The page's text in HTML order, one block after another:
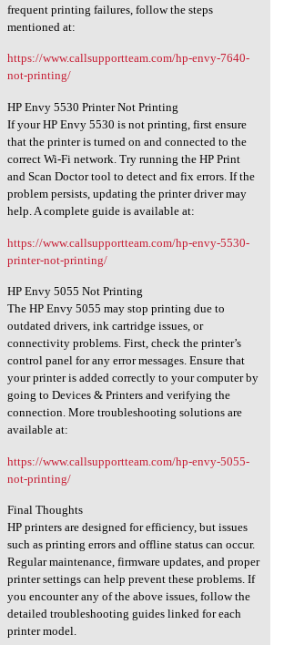
frequent printing failures, follow the steps
mentioned at:
https://www.callsupportteam.com/hp-envy-7640-
not-printing/
HP Envy 5530 Printer Not Printing
If your HP Envy 5530 is not printing, first ensure
that the printer is turned on and connected to the
correct Wi-Fi network. Try running the HP Print
and Scan Doctor tool to detect and fix errors. If the
problem persists, updating the printer driver may
help. A complete guide is available at:
https://www.callsupportteam.com/hp-envy-5530-
printer-not-printing/
HP Envy 5055 Not Printing
The HP Envy 5055 may stop printing due to
outdated drivers, ink cartridge issues, or
connectivity problems. First, check the printer’s
control panel for any error messages. Ensure that
your printer is added correctly to your computer by
going to Devices & Printers and verifying the
connection. More troubleshooting solutions are
available at:
https://www.callsupportteam.com/hp-envy-5055-
not-printing/
Final Thoughts
HP printers are designed for efficiency, but issues
such as printing errors and offline status can occur.
Regular maintenance, firmware updates, and proper
printer settings can help prevent these problems. If
you encounter any of the above issues, follow the
detailed troubleshooting guides linked for each
printer model.